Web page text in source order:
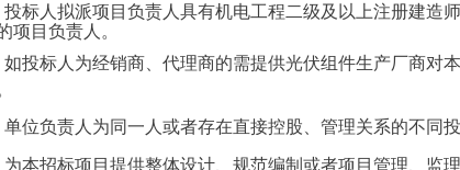
投标人拟派项目负责人具有机电工程二级及以上注册建造
项目 负责人 。
如投标人为经销商、代理商的需提供光伏组件生产厂商对
单位负责人为同一人或者存在直接控股、管理关系的不同
为本招标项目提供整体设计、规范编制或者项目管理、监